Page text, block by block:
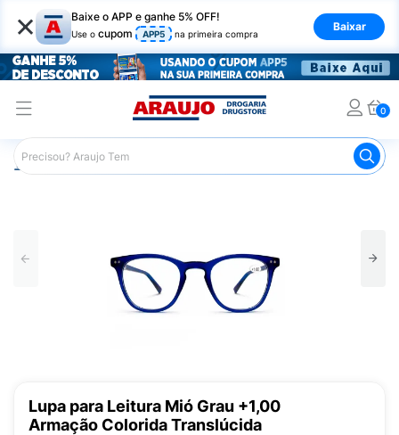
× Baixe o APP e ganhe 5% OFF!
Use o cupom APP5 na primeira compra
Baixar
0
Araujo Mercado Acessórios para Leitura
Lupa para Leitura Mió Grau +1,00
Armação Colorida Translúcida